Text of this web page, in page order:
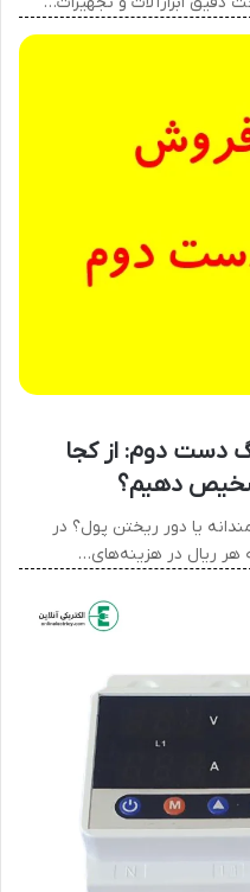
دست دوم: از کجا
دهیم؟
یا دور ریختن پول؟ در
هر ریال در هزینه‌های…